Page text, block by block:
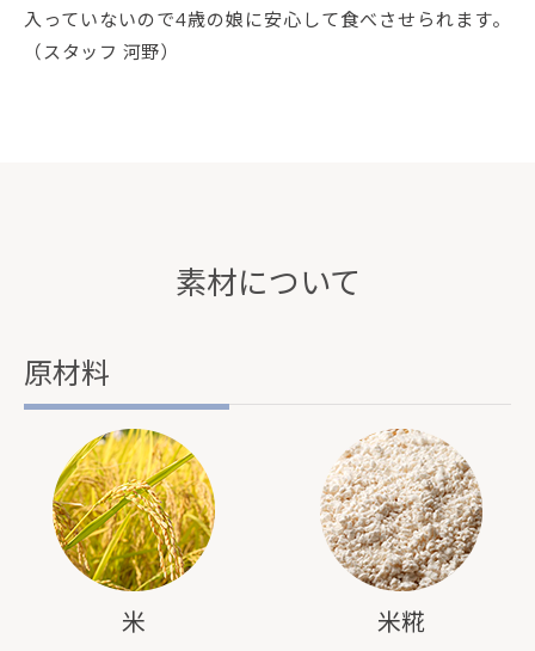
入っていないので4歳の娘に安心して食べさせられます。
（スタッフ 河野）
素材について
原材料
米 米糀